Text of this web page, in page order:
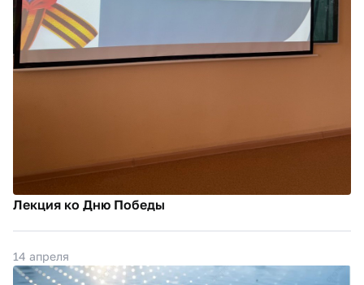
Лекция ко Дню Победы
14 апреля